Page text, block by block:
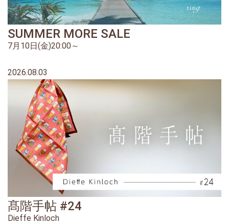
SUMMER MORE SALE
7月10日(金)20:00～
2026.08.03
髙階手帖 #24
Dieffe Kinloch